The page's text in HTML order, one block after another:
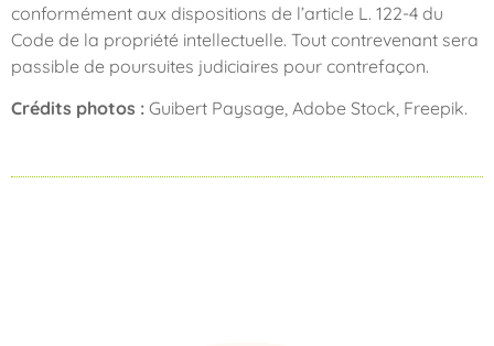
conformément aux dispositions de l’article L. 122-4 du
Code de la propriété intellectuelle. Tout contrevenant sera
passible de poursuites judiciaires pour contrefaçon.
Crédits photos : Guibert Paysage, Adobe Stock, Freepik.